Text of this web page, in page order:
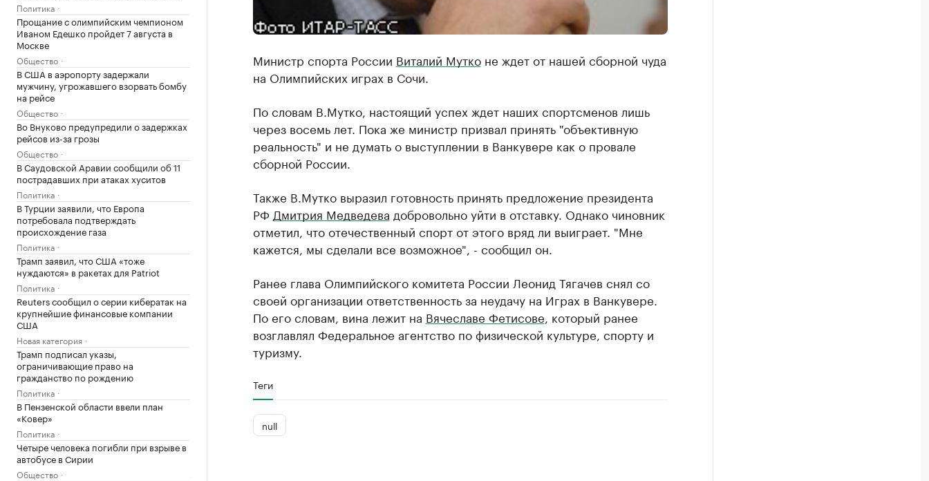
Политика
Прощание с олимпийским чемпионом
Иваном Едешко пройдет 7 августа в
Москве
Общество
В США в аэропорту задержали
мужчину, угрожавшего взорвать бомбу
на рейсе
Общество
Во Внуково предупредили о задержках
рейсов из-за грозы
Общество
В Саудовской Аравии сообщили об 11
пострадавших при атаках хуситов
Политика
В Турции заявили, что Европа
потребовала подтверждать
происхождение газа
Политика
Трамп заявил, что США «тоже
нуждаются» в ракетах для Patriot
Политика
Reuters сообщил о серии кибератак на
крупнейшие финансовые компании
США
Новая категория
Трамп подписал указы,
ограничивающие право на
гражданство по рождению
Политика
В Пензенской области ввели план
«Ковер»
Политика
Четыре человека погибли при взрыве в
автобусе в Сирии
Общество
Министр спорта России Виталий Мутконе ждет от нашей сборной чуда
на Олимпийских играх в Сочи.
По словам В.Мутко, настоящий успех ждет наших спортсменов лишь
через восемь лет. Пока же министр призвал принять "объективную
реальность" и не думать о выступлении в Ванкувере как о провале
сборной России.
Также В.Мутко выразил готовность принять предложение президента
РФ Дмитрия Медведева добровольно уйти в отставку. Однако чиновник
отметил, что отечественный спорт от этого вряд ли выиграет. "Мне
кажется, мы сделали все возможное", - сообщил он.
Ранее глава Олимпийского комитета России Леонид Тягачев снял со
своей организации ответственность за неудачу на Играх в Ванкувере.
По его словам, вина лежит на Вячеславе Фетисове , который ранее
возглавлял Федеральное агентство по физической культуре, спорту и
туризму.
Теги
null